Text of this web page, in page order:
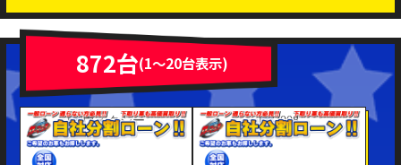
新着車両
872台(1～20台表示)